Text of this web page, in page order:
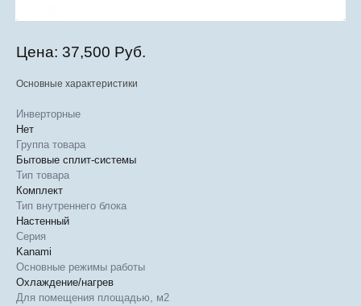
Цена: 37,500 Руб.
Основные характеристики
Инверторные
Нет
Группа товара
Бытовые сплит-системы
Тип товара
Комплект
Тип внутреннего блока
Настенный
Серия
Kanami
Основные режимы работы
Охлаждение/нагрев
Для помещения площадью, м2